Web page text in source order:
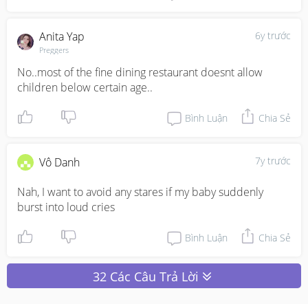
6y trước
Anita Yap
Preggers
No..most of the fine dining restaurant doesnt allow
children below certain age..
Bình Luận Chia Sẻ
7y trước
Vô Danh
Nah, I want to avoid any stares if my baby suddenly
burst into loud cries
Bình Luận Chia Sẻ
32 Các Câu Trả Lời